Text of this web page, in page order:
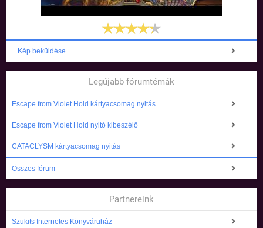
+ Kép beküldése
Legújabb fórumtémák
Escape from Violet Hold kártyacsomag nyitás
Escape from Violet Hold nyitó kibeszélő
CATACLYSM kártyacsomag nyitás
Összes fórum
Partnereink
Szukits Internetes Könyváruház